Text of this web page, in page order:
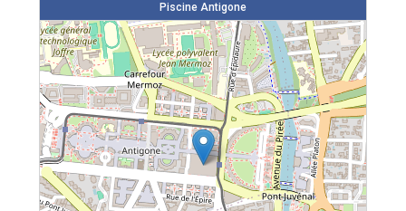
Piscine Antigone